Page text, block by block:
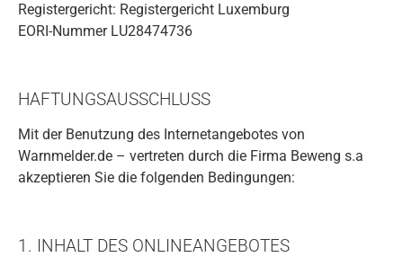
Registergericht: Registergericht Luxemburg
EORI-Nummer LU28474736
HAFTUNGSAUSSCHLUSS
Mit der Benutzung des Internetangebotes von
Warnmelder.de – vertreten durch die Firma Beweng s.a
akzeptieren Sie die folgenden Bedingungen:
1. INHALT DES ONLINEANGEBOTES